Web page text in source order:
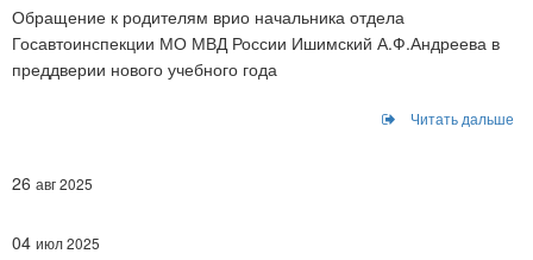
Обращение к родителям врио начальника отдела
Госавтоинспекции МО МВД России Ишимский А.Ф.Андреева в
преддверии нового учебного года
Читать дальше
26 авг 2025
04 июл 2025